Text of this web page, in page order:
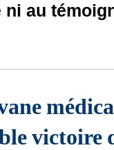
au
victoire